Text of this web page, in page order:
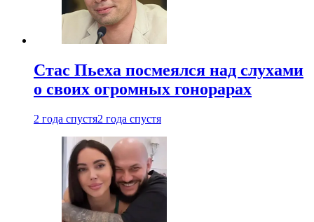
Стас Пьеха посмеялся над слухами
о своих огромных гонорарах
2 года спустя2 года спустя